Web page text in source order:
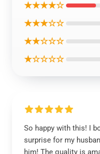
★★★★☆
★★★☆☆
★★☆☆☆
★☆☆☆☆
So happy with this! I
surprise for my
him! The quality is